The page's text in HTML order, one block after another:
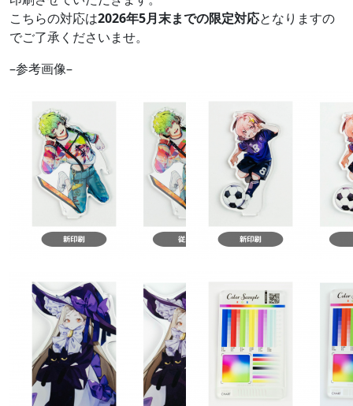
こちらの対応は2026年5月末までの限定対応となりますの
でご了承くださいませ。
–参考画像–